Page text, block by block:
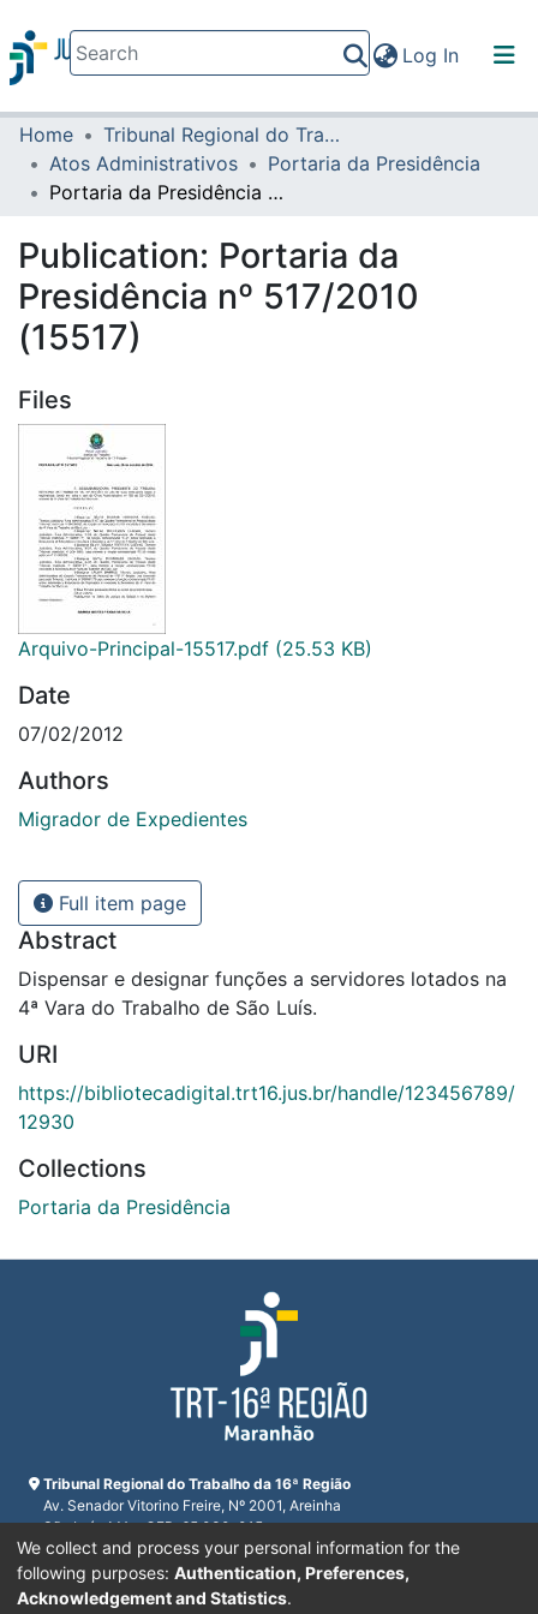
Log In(current)
Communities & Collections
All of DSpace
Home
Tribunal Regional do Trabalho da 16ª Região
Atos Administrativos
Portaria da Presidência
Portaria da Presidência nº 517/2010 (15517)
Publication: Portaria da
Presidência nº 517/2010
(15517)
Files
Arquivo-Principal-15517.pdf (25.53 KB)
Date
07/02/2012
Authors
Migrador de Expedientes
Full item page
Abstract
Dispensar e designar funções a servidores lotados na
4ª Vara do Trabalho de São Luís.
URI
https://bibliotecadigital.trt16.jus.br/handle/123456789/
12930
Collections
Portaria da Presidência
Tribunal Regional do Trabalho da 16ª Região
Av. Senador Vitorino Freire, Nº 2001, Areinha
São Luís, MA - CEP: 65.030-015
CNPJ 23.608.631/0001-93
Horário de funcionamento:
De segunda a sexta-feira das 7:30 às 16:00
We collect and process your personal information for the
following purposes: Authentication, Preferences,
Acknowledgement and Statistics.